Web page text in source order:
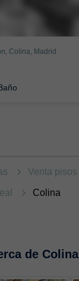
Colina, Madrid
Venta pisos
Colina
de Colina